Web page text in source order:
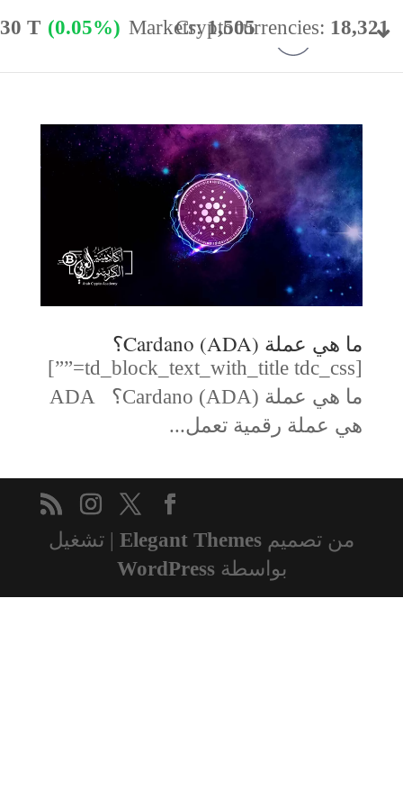
ما هي عملة (Cardano (ADA؟
[td_block_text_with_title tdc_css=””]
ما هي عملة (Cardano (ADA؟ ADA
هي عملة رقمية تعمل...
من تصميم Elegant Themes | تشغيل
بواسطةWordPress
Cryptocurrencies: 18,321
Markets:1,505
T (0.05%)